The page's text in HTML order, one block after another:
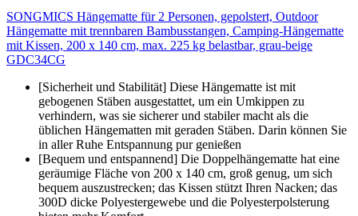
SONGMICS Hängematte für 2 Personen, gepolstert, Outdoor
Hängematte mit trennbaren Bambusstangen, Camping-Hängematte
mit Kissen, 200 x 140 cm, max. 225 kg belastbar, grau-beige
GDC34CG
[Sicherheit und Stabilität] Diese Hängematte ist mit
gebogenen Stäben ausgestattet, um ein Umkippen zu
verhindern, was sie sicherer und stabiler macht als die
üblichen Hängematten mit geraden Stäben. Darin können Sie
in aller Ruhe Entspannung pur genießen
[Bequem und entspannend] Die Doppelhängematte hat eine
geräumige Fläche von 200 x 140 cm, groß genug, um sich
bequem auszustrecken; das Kissen stützt Ihren Nacken; das
300D dicke Polyestergewebe und die Polyesterpolsterung